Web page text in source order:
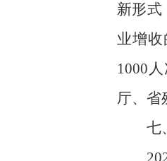
新形式
业增
1000
厅、省
七